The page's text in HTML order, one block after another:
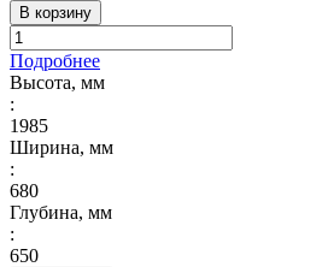
В корзину
Подробнее
Высота, мм
:
1985
Ширина, мм
:
680
Глубина, мм
:
650